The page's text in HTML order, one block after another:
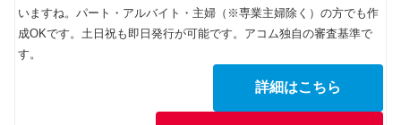
いますね。パート・アルバイト・主婦（※専業主婦除く）の方でも作
成OKです。土日祝も即日発行が可能です。アコム独自の審査基準で
す。
詳細はこちら